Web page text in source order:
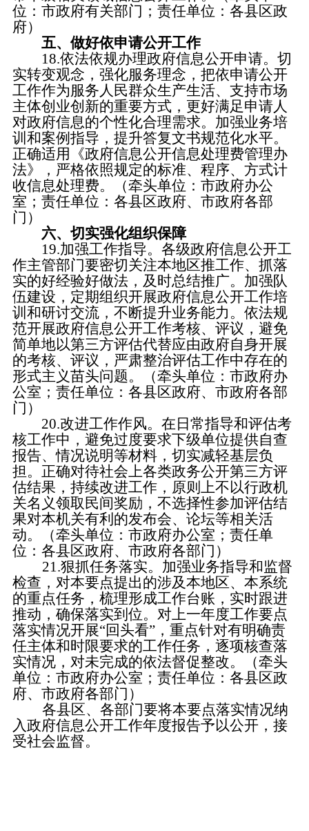
位：市政府有关部门；责任单位：各县区政
府）
五、做好依申请公开工作
18.依法依规办理政府信息公开申请。 切
实转变观念，强化服务理念，把依申请公开
工作作为服务人民群众生产生活、支持市场
主体创业创新的重要方式，更好满足申请人
对政府信息的个性化合理需求。加强业务培
训和案例指导，提升答复文书规范化水平。
正确适用《政府信息公开信息处理费管理办
法》，严格依照规定的标准、程序、方式计
收信息处理费。（牵头单位：市政府办公
室；责任单位：各县区政府、市政府各部
门）
六、切实强化组织保障
19.加强工作指导。 各级政府信息公开工
作主管部门要密切关注本地区推工作、抓落
实的好经验好做法，及时总结推广。加强队
伍建设，定期组织开展政府信息公开工作培
训和研讨交流，不断提升业务能力。依法规
范开展政府信息公开工作考核、评议，避免
简单地以第三方评估代替应由政府自身开展
的考核、评议，严肃整治评估工作中存在的
形式主义苗头问题。（牵头单位：市政府办
公室；责任单位：各县区政府、市政府各部
门）
20.改进工作作风。 在日常指导和评估考
核工作中，避免过度要求下级单位提供自查
报告、情况说明等材料，切实减轻基层负
担。正确对待社会上各类政务公开第三方评
估结果，持续改进工作，原则上不以行政机
关名义领取民间奖励，不选择性参加评估结
果对本机关有利的发布会、论坛等相关活
动。（牵头单位：市政府办公室；责任单
位：各县区政府、市政府各部门）
21.狠抓任务落实。 加强业务指导和监督
检查，对本要点提出的涉及本地区、本系统
的重点任务，梳理形成工作台账，实时跟进
推动，确保落实到位。对上一年度工作要点
落实情况开展“回头看”，重点针对有明确责
任主体和时限要求的工作任务，逐项核查落
实情况，对未完成的依法督促整改。
（牵头
单位：市政府办公室；责任单位：各县区政
府、市政府各部门）
各县区、各部门要将本要点落实情况纳
入政府信息公开工作年度报告予以公开，接
受社会监督。